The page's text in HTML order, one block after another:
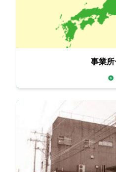
事業